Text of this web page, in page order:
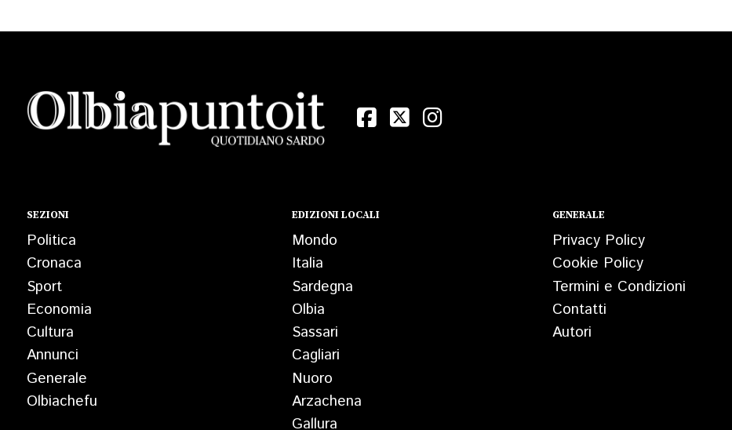
SEZIONI
Politica
Cronaca
Sport
Economia
Cultura
Annunci
Generale
Olbiachefu
EDIZIONI LOCALI
Mondo
Italia
Sardegna
Olbia
Sassari
Cagliari
Nuoro
Arzachena
Gallura
GENERALE
Privacy Policy
Cookie Policy
Termini e Condizioni
Contatti
Autori